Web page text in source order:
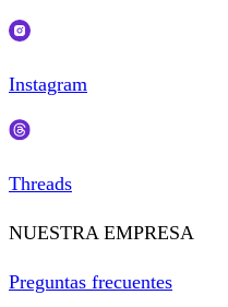
Instagram
Threads
NUESTRA EMPRESA
Preguntas frecuentes